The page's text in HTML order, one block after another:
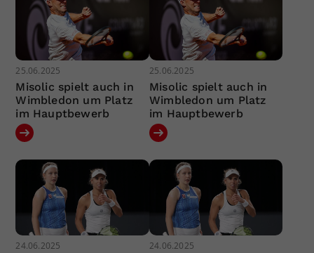
25.06.2025
Misolic spielt auch in
Wimbledon um Platz
im Hauptbewerb
25.06.2025
Misolic spielt auch in
Wimbledon um Platz
im Hauptbewerb
24.06.2025 24.06.2025